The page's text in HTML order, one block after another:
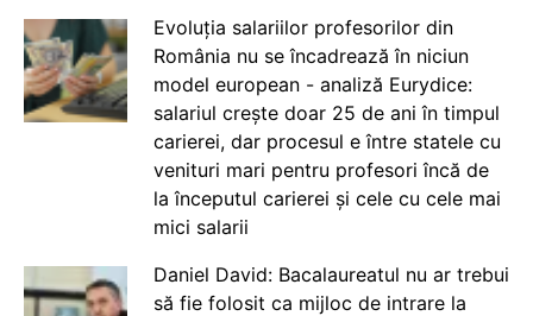
Evoluția salariilor profesorilor din
România nu se încadrează în niciun
model european - analiză Eurydice:
salariul crește doar 25 de ani în timpul
carierei, dar procesul e între statele cu
venituri mari pentru profesori încă de
la începutul carierei și cele cu cele mai
mici salarii
Daniel David: Bacalaureatul nu ar trebui
să fie folosit ca mijloc de intrare la